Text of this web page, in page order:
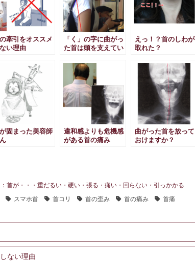
牽引をオススメ
い理由
「く」の字に曲がっ
た首は頭を支えてい
えっ！？首のしわが
取れた？
固まった美容師
違和感よりも危機感
がある首の痛み
曲がった首を放って
おけますか？
首が・・・重だるい・硬い・張る・痛い・回らない・引っかかる
スマホ首 首コリ 首の歪み 首の痛み 首痛
ない理由